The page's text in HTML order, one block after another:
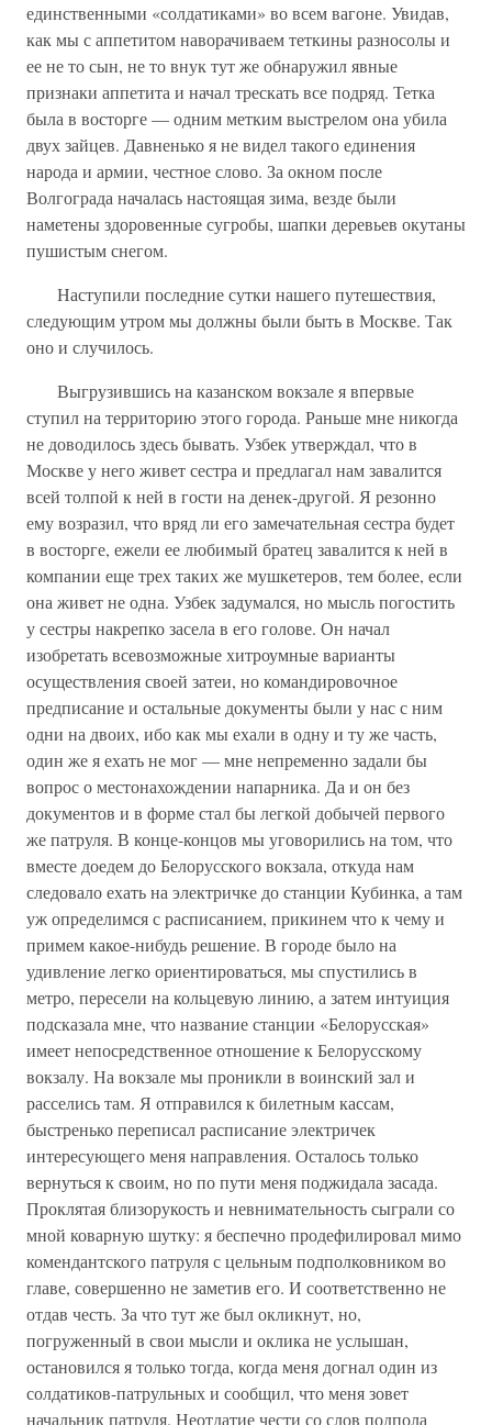
единственными «солдатиками» во всем вагоне. Увидав,
как мы с аппетитом наворачиваем теткины разносолы и
ее не то сын, не то внук тут же обнаружил явные
признаки аппетита и начал трескать все подряд. Тетка
была в восторге — одним метким выстрелом она убила
двух зайцев. Давненько я не видел такого единения
народа и армии, честное слово. За окном после
Волгограда началась настоящая зима, везде были
наметены здоровенные сугробы, шапки деревьев окутаны
пушистым снегом.
Наступили последние сутки нашего путешествия,
следующим утром мы должны были быть в Москве. Так
оно и случилось.
Выгрузившись на казанском вокзале я впервые
ступил на территорию этого города. Раньше мне никогда
не доводилось здесь бывать. Узбек утверждал, что в
Москве у него живет сестра и предлагал нам завалится
всей толпой к ней в гости на денек-другой. Я резонно
ему возразил, что вряд ли его замечательная сестра будет
в восторге, ежели ее любимый братец завалится к ней в
компании еще трех таких же мушкетеров, тем более, если
она живет не одна. Узбек задумался, но мысль погостить
у сестры накрепко засела в его голове. Он начал
изобретать всевозможные хитроумные варианты
осуществления своей затеи, но командировочное
предписание и остальные документы были у нас с ним
одни на двоих, ибо как мы ехали в одну и ту же часть,
один же я ехать не мог — мне непременно задали бы
вопрос о местонахождении напарника. Да и он без
документов и в форме стал бы легкой добычей первого
же патруля. В конце-концов мы уговорились на том, что
вместе доедем до Белорусского вокзала, откуда нам
следовало ехать на электричке до станции Кубинка, а там
уж определимся с расписанием, прикинем что к чему и
примем какое-нибудь решение. В городе было на
удивление легко ориентироваться, мы спустились в
метро, пересели на кольцевую линию, а затем интуиция
подсказала мне, что название станции «Белорусская»
имеет непосредственное отношение к Белорусскому
вокзалу. На вокзале мы проникли в воинский зал и
расселись там. Я отправился к билетным кассам,
быстренько переписал расписание электричек
интересующего меня направления. Осталось только
вернуться к своим, но по пути меня поджидала засада.
Проклятая близорукость и невнимательность сыграли со
мной коварную шутку: я беспечно продефилировал мимо
комендантского патруля с цельным подполковником во
главе, совершенно не заметив его. И соответственно не
отдав честь. За что тут же был окликнут, но,
погруженный в свои мысли и оклика не услышан,
остановился я только тогда, когда меня догнал один из
солдатиков-патрульных и сообщил, что меня зовет
начальник патруля. Неотдатие чести со слов подпола